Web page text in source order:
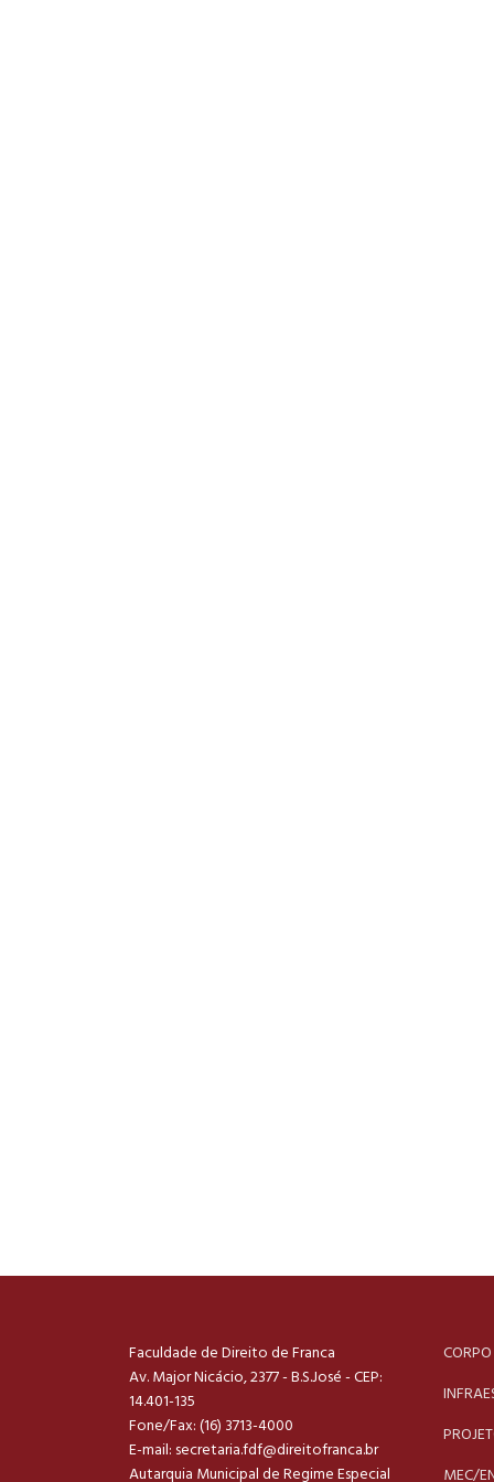
Faculdade de Direito de Franca
Av. Major Nicácio, 2377 - B.S.José - CEP:
14.401-135
Fone/Fax: (16) 3713-4000
E-mail: secretaria.fdf@direitofranca.br
Autarquia Municipal de Regime Especial
MEC/